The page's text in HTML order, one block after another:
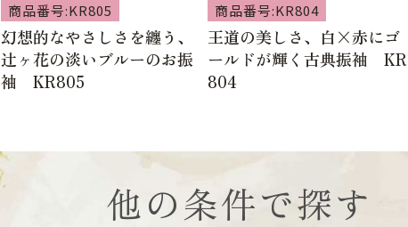
商品番号:KR805
幻想的なやさしさを纏う、
辻ヶ花の淡いブルーのお振
袖 KR805
商品番号:KR804
王道の美しさ、白×赤にゴ
ールドが輝く古典振袖 KR
804
他の条件で探す